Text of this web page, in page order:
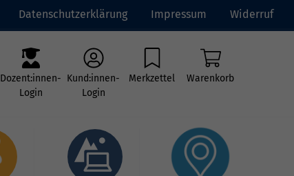
Datenschutzerklärung Impressum Widerruf
Dozent:innen-
Login
Kund:innen-
Login
Merkzettel Warenkorb